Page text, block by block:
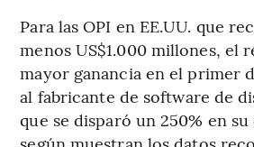
Para las OPI en EE.UU. que
menos US$1.000 millones, el
mayor ganancia en el primer
al fabricante de software de
que se disparó un 250% en